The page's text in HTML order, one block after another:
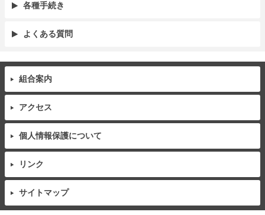
各種手続き
よくある質問
組合案内
アクセス
個人情報保護について
リンク
サイトマップ